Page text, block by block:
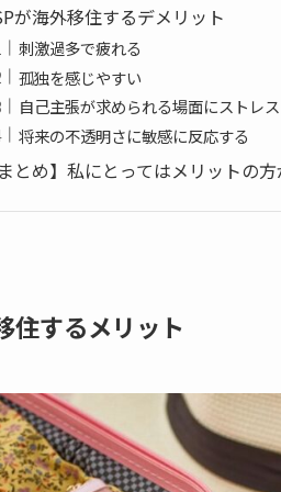
が海外移住するデメリット
刺激過多で疲れる
孤独を感じやすい
自己主張が求められる場面にストレス
将来の不透明さに敏感に反応する
まとめ】私にとってはメリットの
住するメリット